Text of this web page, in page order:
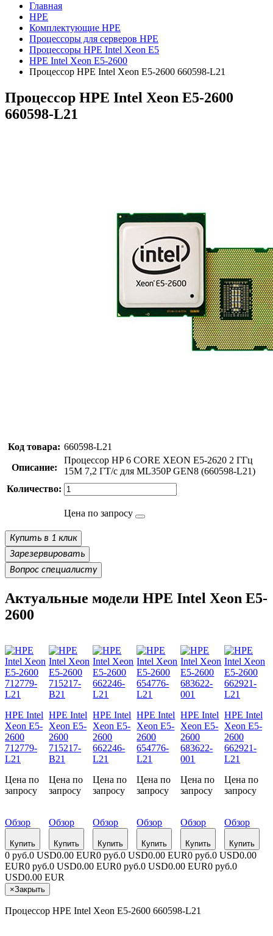
Главная
HPE
Комплектующие HPE
Процессоры для серверов HPE
Процессоры HPE Intel Xeon E5
HPE Intel Xeon E5-2600
Процессор HPE Intel Xeon E5-2600 660598-L21
Процессор HPE Intel Xeon E5-2600
660598-L21
Код товара: 660598-L21
Описание:
Процессор HP 6 CORE XEON E5-2620 2 ГГц
15M 7,2 ГТ/с для ML350P GEN8 (660598-L21)
Количество:
Цена по запросу
Купить в 1 клик
Зарезервировать
Вопрос специалисту
Актуальные модели HPE Intel Xeon E5-
2600
HPE Intel
Xeon E5-
2600
712779-
L21
Цена по
запросу
Обзор
Купить
HPE Intel
Xeon E5-
2600
715217-
B21
Цена по
запросу
Обзор
Купить
HPE Intel
Xeon E5-
2600
662246-
L21
Цена по
запросу
Обзор
Купить
HPE Intel
Xeon E5-
2600
654776-
L21
Цена по
запросу
Обзор
Купить
HPE Intel
Xeon E5-
2600
683622-
001
Цена по
запросу
Обзор
Купить
HPE Intel
Xeon E5-
2600
662921-
L21
Цена по
запросу
Обзор
Купить
0 руб.0 USD0.00 EUR0 руб.0 USD0.00 EUR0 руб.0 USD0.00
EUR0 руб.0 USD0.00 EUR0 руб.0 USD0.00 EUR0 руб.0
USD0.00 EUR
×Закрыть
Процессор HPE Intel Xeon E5-2600 660598-L21